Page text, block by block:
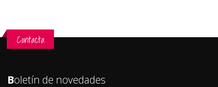
Contacta
Boletín de novedades